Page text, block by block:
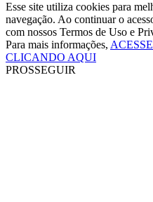
Esse site utiliza cookies para
navegação. Ao continuar o
com nossos Termos de Uso e
Para mais informações,
CLICANDO AQUI
PROSSEGUIR